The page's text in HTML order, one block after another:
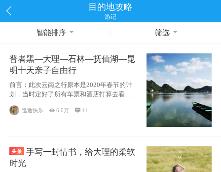
目的地攻略
游记
智能排序 筛选
普者黑—大理—石林—抚仙湖—昆
明十天亲子自由行
前言：此次云南之行原本是2020年春节的计
划，当时定好了所有车票和酒店打算去看红
嘴鸥，但是一场突如其来的
逸逸快乐 6.0万 41
手写一封情书，给大理的柔软
时光